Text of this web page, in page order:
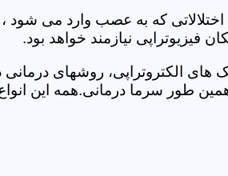
که به عصب وارد می
فیزیوتراپی نیازمند خواهد بود.
های الکتروتراپی، روشهای درمانی
طور سرما درمانی.همه این